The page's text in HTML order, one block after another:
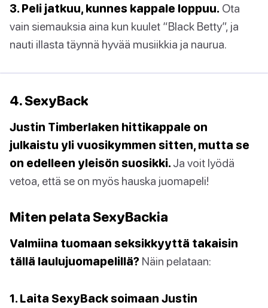
3. Peli jatkuu, kunnes kappale loppuu. Ota
vain siemauksia aina kun kuulet “Black Betty”, ja
nauti illasta täynnä hyvää musiikkia ja naurua.
4. SexyBack
Justin Timberlaken hittikappale on
julkaistu yli vuosikymmen sitten, mutta se
on edelleen yleisön suosikki. Ja voit lyödä
vetoa, että se on myös hauska juomapeli!
Miten pelata SexyBackia
Valmiina tuomaan seksikkyyttä takaisin
tällä laulujuomapelillä? Näin pelataan:
1. Laita SexyBack soimaan Justin